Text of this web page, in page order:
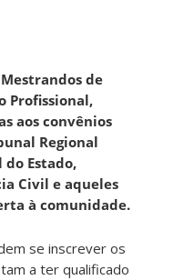
Mestrandos de
Profissional,
aos convênios
Regional
Estado,
Civil e aqueles
à comunidade.
se inscrever os
a ter qualificado